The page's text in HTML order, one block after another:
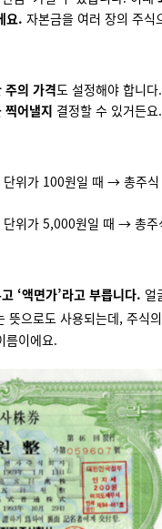
요. 자본금을 여러 장의 주식
주의 가격도 설정해야 합니다.
찍어낼지 결정할 수 있거든요.
위가 100원일 때 → 총주식
단위가 5,000원일 때 → 총주
‘액면가’라고 부릅니다. 얼
뜻으로도 사용되는데, 주식의
름이에요.